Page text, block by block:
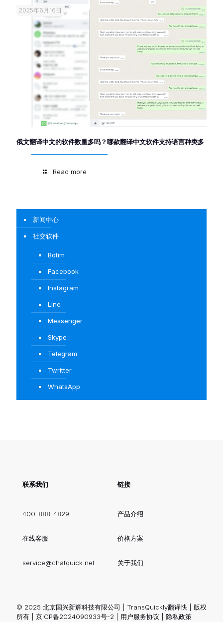
2025年6月16日
俄文翻译中文的软件数量多吗？哪款翻译中文软件支持语言种类多
Read more
新闻中心
社交软件
Botim
Facebook
Instagram
Line
Messenger
Skype
Telegram
Twritter
WhatsApp
联系我们
400-888-4829
在线客服
service@chatquick.net
链接
产品介绍
价格方案
关于我们
© 2025 北京国兴新辉科技有限公司 | TransQuickly翻译快 | 版权
所有 | 京ICP备2024090933号-2 用户服务协议 隐私政策